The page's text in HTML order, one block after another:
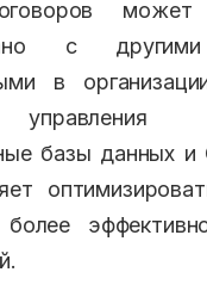
с
в
базы данных и
более